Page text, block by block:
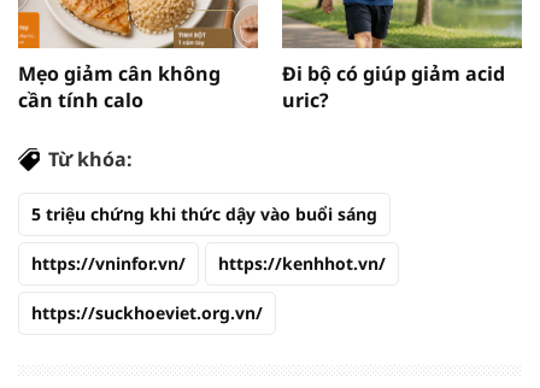
Mẹo giảm cân không
cần tính calo
Đi bộ có giúp giảm acid
uric?
Từ khóa:
5 triệu chứng khi thức dậy vào buổi sáng
https://vninfor.vn/ https://kenhhot.vn/
https://suckhoeviet.org.vn/